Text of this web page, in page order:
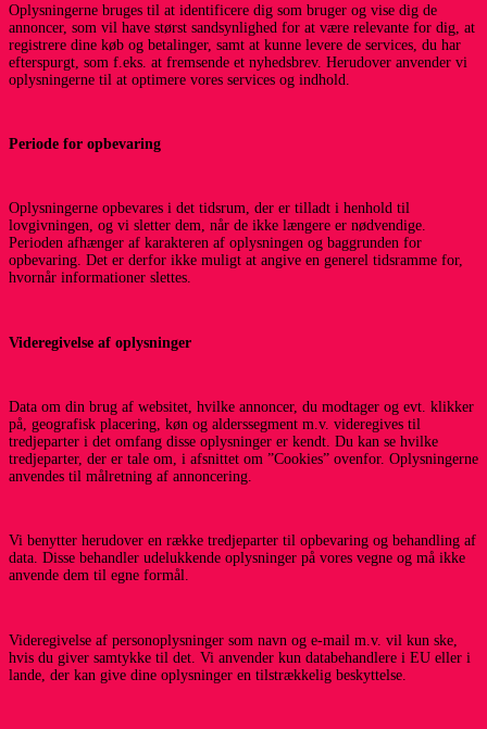
Oplysningerne bruges til at identificere dig som bruger og vise dig de
annoncer, som vil have størst sandsynlighed for at være relevante for dig, at
registrere dine køb og betalinger, samt at kunne levere de services, du har
efterspurgt, som f.eks. at fremsende et nyhedsbrev. Herudover anvender vi
oplysningerne til at optimere vores services og indhold.
Periode for opbevaring
Oplysningerne opbevares i det tidsrum, der er tilladt i henhold til
lovgivningen, og vi sletter dem, når de ikke længere er nødvendige.
Perioden afhænger af karakteren af oplysningen og baggrunden for
opbevaring. Det er derfor ikke muligt at angive en generel tidsramme for,
hvornår informationer slettes.
Videregivelse af oplysninger
Data om din brug af websitet, hvilke annoncer, du modtager og evt. klikker
på, geografisk placering, køn og alderssegment m.v. videregives til
tredjeparter i det omfang disse oplysninger er kendt. Du kan se hvilke
tredjeparter, der er tale om, i afsnittet om ”Cookies” ovenfor. Oplysningerne
anvendes til målretning af annoncering.
Vi benytter herudover en række tredjeparter til opbevaring og behandling af
data. Disse behandler udelukkende oplysninger på vores vegne og må ikke
anvende dem til egne formål.
Videregivelse af personoplysninger som navn og e-mail m.v. vil kun ske,
hvis du giver samtykke til det. Vi anvender kun databehandlere i EU eller i
lande, der kan give dine oplysninger en tilstrækkelig beskyttelse.